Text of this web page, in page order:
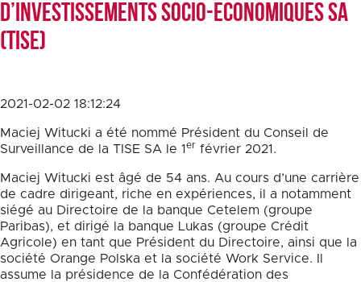
d’Investissements Socio-Economiques SA
(TISE)
2021-02-02 18:12:24
Maciej Witucki a été nommé Président du Conseil de
Surveillance de la TISE SA le 1 er février 2021.
Maciej Witucki est âgé de 54 ans. Au cours d’une carrière
de cadre dirigeant, riche en expériences, il a notamment
siégé au Directoire de la banque Cetelem (groupe
Paribas), et dirigé la banque Lukas (groupe Crédit
Agricole) en tant que Président du Directoire, ainsi que la
société Orange Polska et la société Work Service. Il
assume la présidence de la Confédération des